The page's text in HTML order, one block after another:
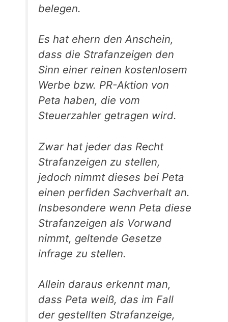
belegen.
Es hat ehern den Anschein,
dass die Strafanzeigen den
Sinn einer reinen kostenlosem
Werbe bzw. PR-Aktion von
Peta haben, die vom
Steuerzahler getragen wird.
Zwar hat jeder das Recht
Strafanzeigen zu stellen,
jedoch nimmt dieses bei Peta
einen perfiden Sachverhalt an.
Insbesondere wenn Peta diese
Strafanzeigen als Vorwand
nimmt, geltende Gesetze
infrage zu stellen.
Allein daraus erkennt man,
dass Peta weiß, das im Fall
der gestellten Strafanzeige,